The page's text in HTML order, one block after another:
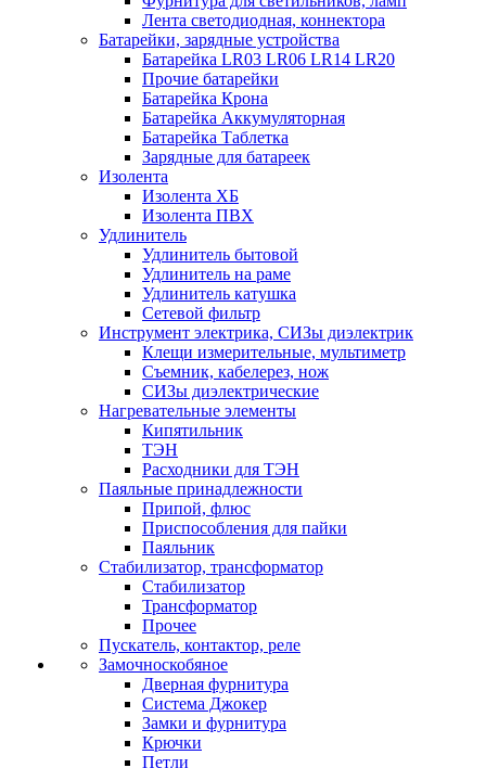
Лента светодиодная, коннектора
Батарейки, зарядные устройства
Батарейка LR03 LR06 LR14 LR20
Прочие батарейки
Батарейка Крона
Батарейка Аккумуляторная
Батарейка Таблетка
Зарядные для батареек
Изолента
Изолента ХБ
Изолента ПВХ
Удлинитель
Удлинитель бытовой
Удлинитель на раме
Удлинитель катушка
Сетевой фильтр
Инструмент электрика, СИЗы диэлектрик
Клещи измерительные, мультиметр
Съемник, кабелерез, нож
СИЗы диэлектрические
Нагревательные элементы
Кипятильник
ТЭН
Расходники для ТЭН
Паяльные принадлежности
Припой, флюс
Приспособления для пайки
Паяльник
Стабилизатор, трансформатор
Стабилизатор
Трансформатор
Прочее
Пускатель, контактор, реле
Замочноскобяное
Дверная фурнитура
Система Джокер
Замки и фурнитура
Крючки
Петли